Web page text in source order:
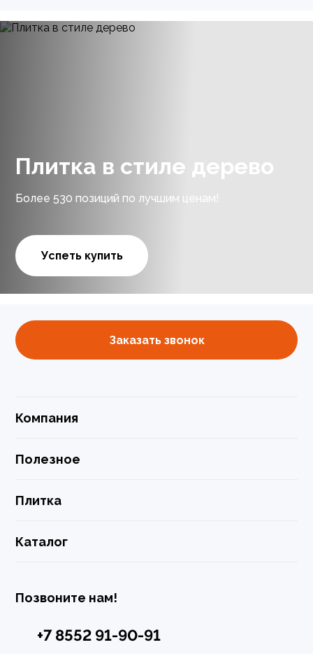
Плитка в стиле дерево
Успеть купить
Более 530 позиций по лучшим ценам!
Заказать звонок
Компания
Полезное
Плитка
Каталог
Позвоните нам!
+7 8552 91-90-91